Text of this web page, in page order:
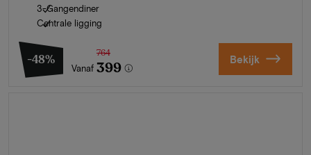
3-Gangendiner
Centrale ligging
-48%
Vanaf
764
399 Bekijk